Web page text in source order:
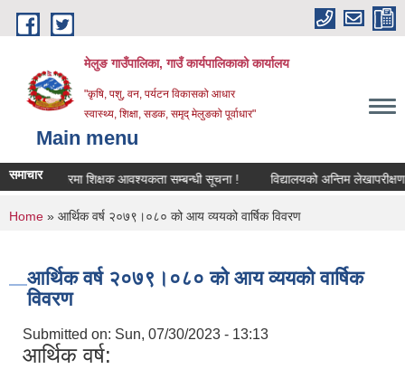
Skip to main content
मेलुङ गाउँपालिका, गाउँ कार्यपालिकाको कार्यालय
"कृषि, पशु, वन, पर्यटन विकासको आधार
स्वास्थ्य, शिक्षा, सडक, समृद् मेलुङको पूर्वाधार"
Main menu
समाचार
सेवा करारमा शिक्षक आवश्‍यकता सम्बन्धी सूचना ! विद्यालयको अन्तिम
You are here
Home » आर्थिक वर्ष २०७९।०८० को आय व्ययको वार्षिक विवरण
आर्थिक वर्ष २०७९।०८० को आय व्ययको वार्षिक
विवरण
Submitted on: Sun, 07/30/2023 - 13:13
आर्थिक वर्ष: